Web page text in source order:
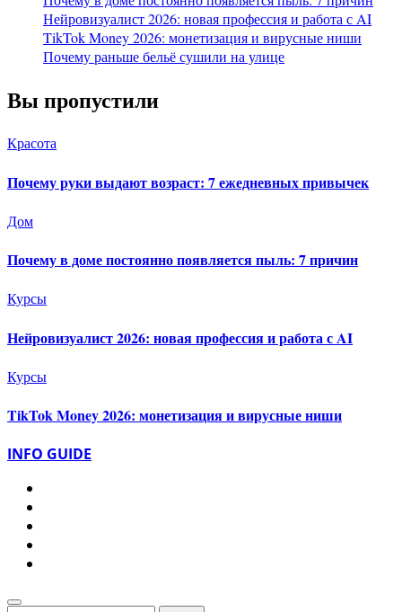
Нейровизуалист 2026: новая профессия и работа с AI
TikTok Money 2026: монетизация и вирусные ниши
Почему раньше бельё сушили на улице
Вы пропустили
Красота
Почему руки выдают возраст: 7 ежедневных привычек
Дом
Почему в доме постоянно появляется пыль: 7 причин
Курсы
Нейровизуалист 2026: новая профессия и работа с AI
Курсы
TikTok Money 2026: монетизация и вирусные ниши
INFO GUIDE